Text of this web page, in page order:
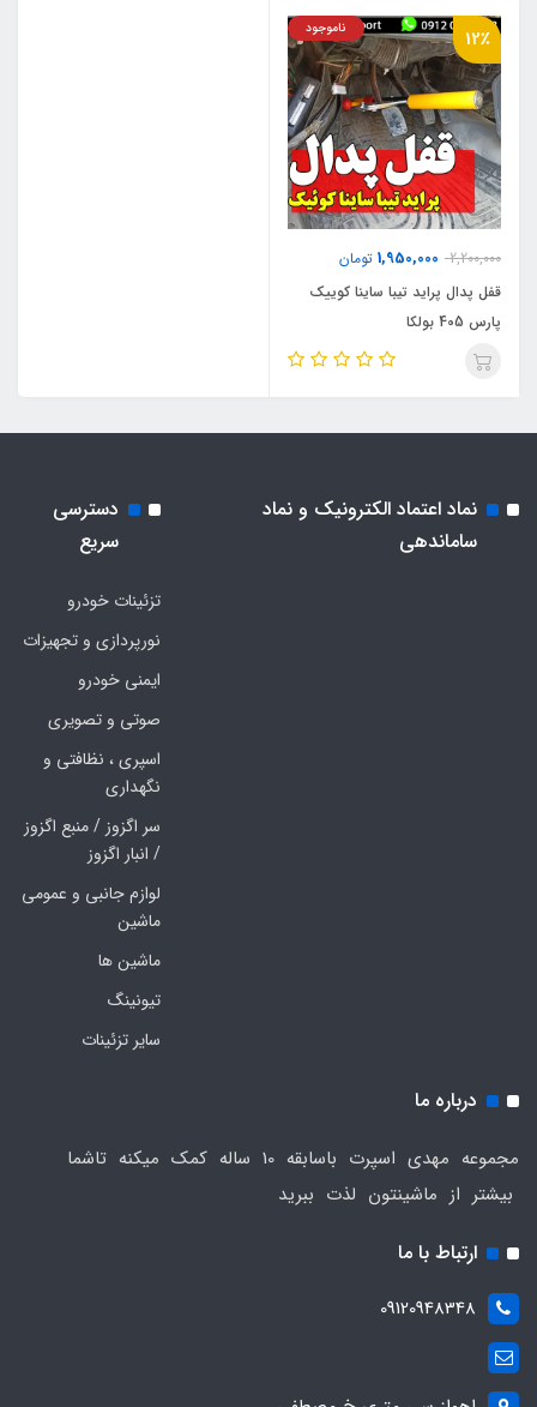
12٪
2,200,000
1,950,000 تومان
ناموجود
قفل پدال پراید تیبا ساینا کوییک
پارس 405 بولکا
نماد اعتماد الکترونیک و نماد
ساماندهی
دسترسی
سریع
تزئینات خودرو
نورپردازی و تجهیزات
ایمنی خودرو
صوتی و تصویری
اسپری ، نظافتی و
نگهداری
سر اگزوز / منبع اگزوز
/ انبار اگزوز
لوازم جانبی و عمومی
ماشین
ماشین ها
تیونینگ
سایر تزئینات
درباره ما
مجموعه مهدی اسپرت باسابقه 10 ساله کمک میکنه تاشما
بیشتر از ماشینتون لذت ببرید
ارتباط با ما
09120948348